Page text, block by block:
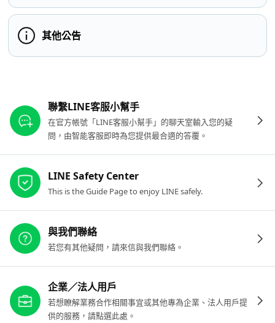
其他公告
聯繫LINE客服小幫手
在官方帳號「LINE客服小幫手」的聊天室輸入您的疑
問，由智能客服即時為您提供最合適的答覆。
LINE Safety Center
This is the Guide Page to enjoy LINE safely.
與我們聯絡
若您有其他疑問，請來信與我們聯絡。
企業／法人用戶
若想瞭解業務合作相關事宜或其他專為企業、法人用戶提
供的服務，請點選此處。